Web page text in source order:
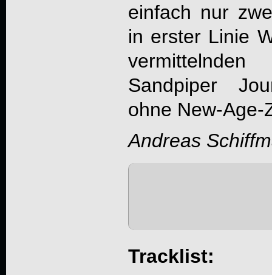
einfach nur
in erster Linie
Sandpiper
ohne New-Age-
Andreas
Tracklist: